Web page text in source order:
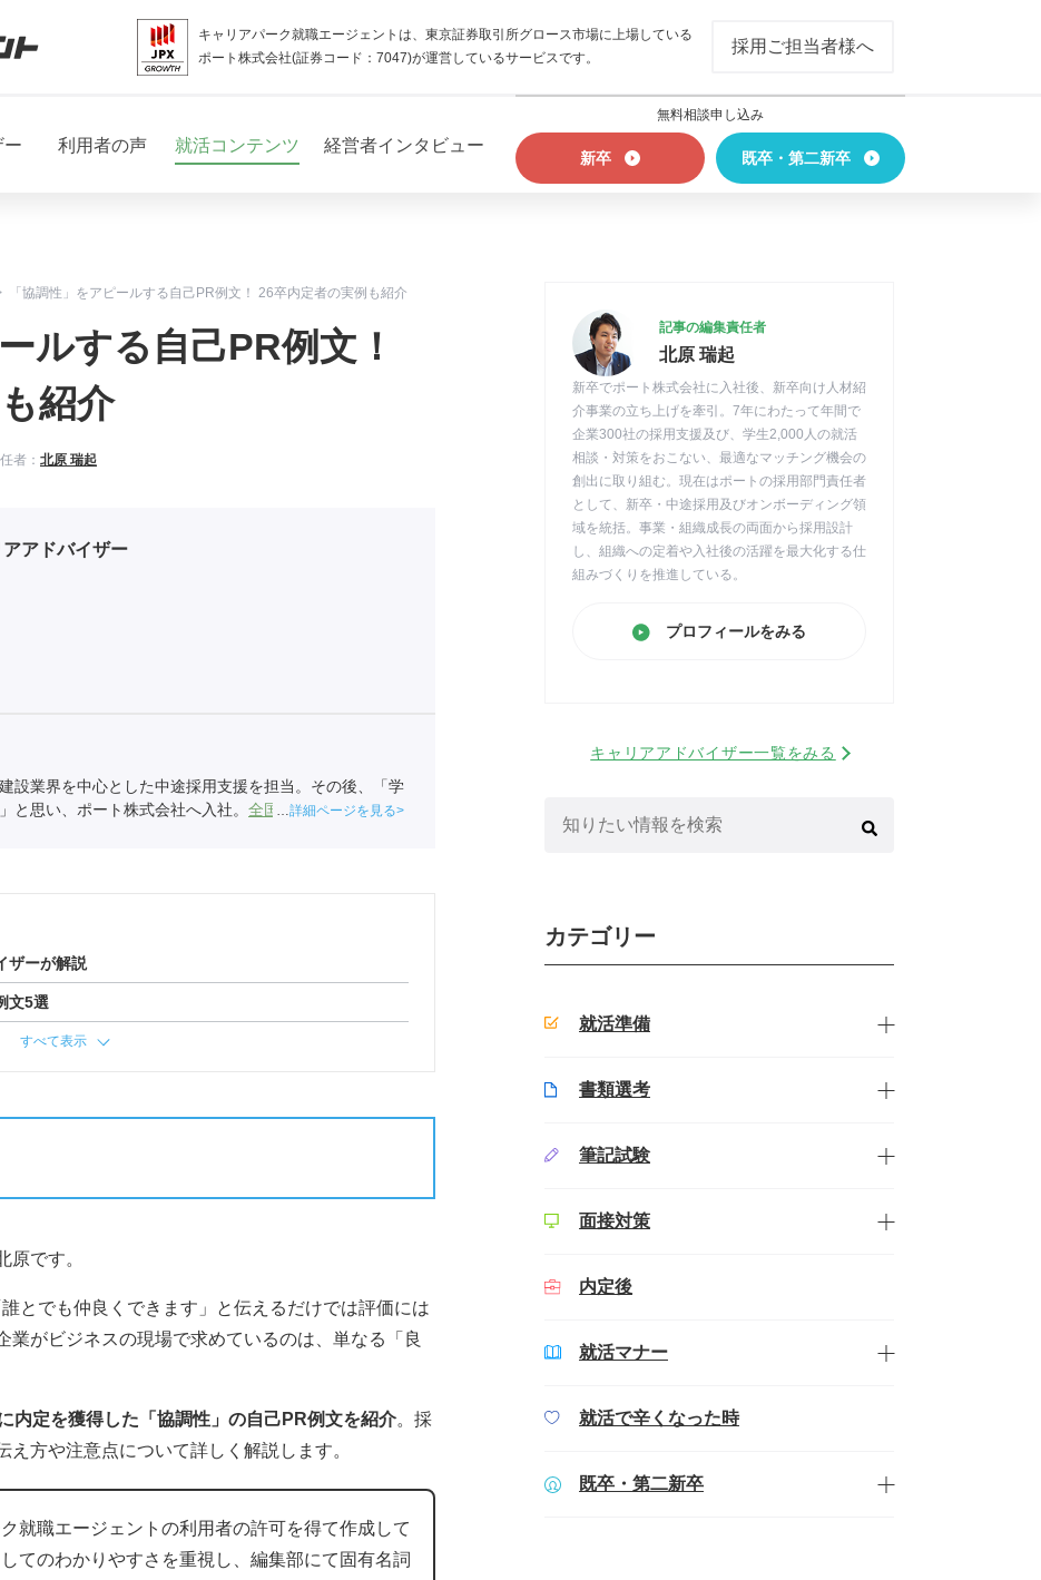
キャリアパーク就職エージェントは、東京証券取引所グロース市場に上場している
ポート株式会社(証券コード：7047)が運営しているサービスです。
採用ご担当者様へ
ー 利用者の声 就活コンテンツ 経営者インタビュー
無料相談申し込み
新卒 既卒・第二新卒
「協調性」をアピールする自己PR例文！ 26卒内定者の実例も紹介
ルする自己PR例文！
紹介
者： 北原 瑞起
アドバイザー
設業界を中心とした中途採用支援を担当。その後、「学
と思い、ポート株式会社へ入社。 全国民営職業紹介事業
詳細ページを見る
ザーが解説
文5選
すべて表示
原です。
とでも仲良くできます」と伝えるだけでは評価には
業がビジネスの現場で求めているのは、単なる「良
内定を獲得した「協調性」の自己PR例文を紹介。採
方や注意点について詳しく解説します。
就職エージェントの利用者の許可を得て作成して
てのわかりやすさを重視し、編集部にて固有名詞
記事の編集責任者
北原 瑞起
新卒でポート株式会社に入社後、新卒向け人材紹
介事業の立ち上げを牽引。7年にわたって年間で
企業300社の採用支援及び、学生2,000人の就活
相談・対策をおこない、最適なマッチング機会の
創出に取り組む。現在はポートの採用部門責任者
として、新卒・中途採用及びオンボーディング領
域を統括。事業・組織成長の両面から採用設計
し、組織への定着や入社後の活躍を最大化する仕
組みづくりを推進している。
プロフィールをみる
キャリアアドバイザー一覧をみる
カテゴリー
就活準備
書類選考
筆記試験
面接対策
内定後
就活マナー
就活で辛くなった時
既卒・第二新卒